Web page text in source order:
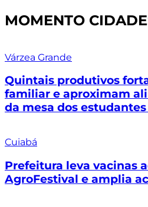
MOMENTO
Várzea Grande
Quintais produtivos
familiar e aproximam
da mesa dos
Cuiabá
Prefeitura leva vacinas
AgroFestival e amplia